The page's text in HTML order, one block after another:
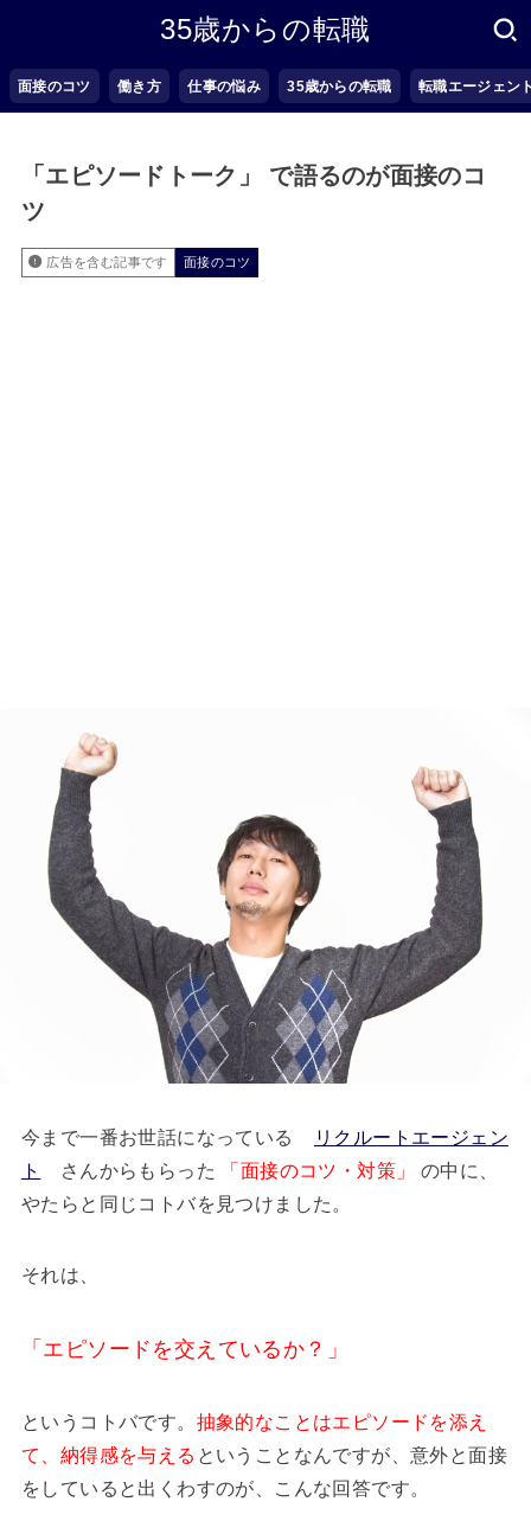
35歳からの転職
面接のコツ 働き方 仕事の悩み 35歳からの転職 転職エージェン
「エピソードトーク」 で語るのが面接のコ
ツ
広告を含む記事です 面接のコツ
今まで一番お世話になっている
リクルートエージェン
ト
さんからもらった 「面接のコツ・対策」 の中に、
やたらと同じコトバを見つけました。
それは、
「エピソードを交えているか？」
というコトバです。 抽象的なことはエピソードを添え
て、納得感を与える ということなんですが、意外と面接
をしていると出くわすのが、こんな回答です。